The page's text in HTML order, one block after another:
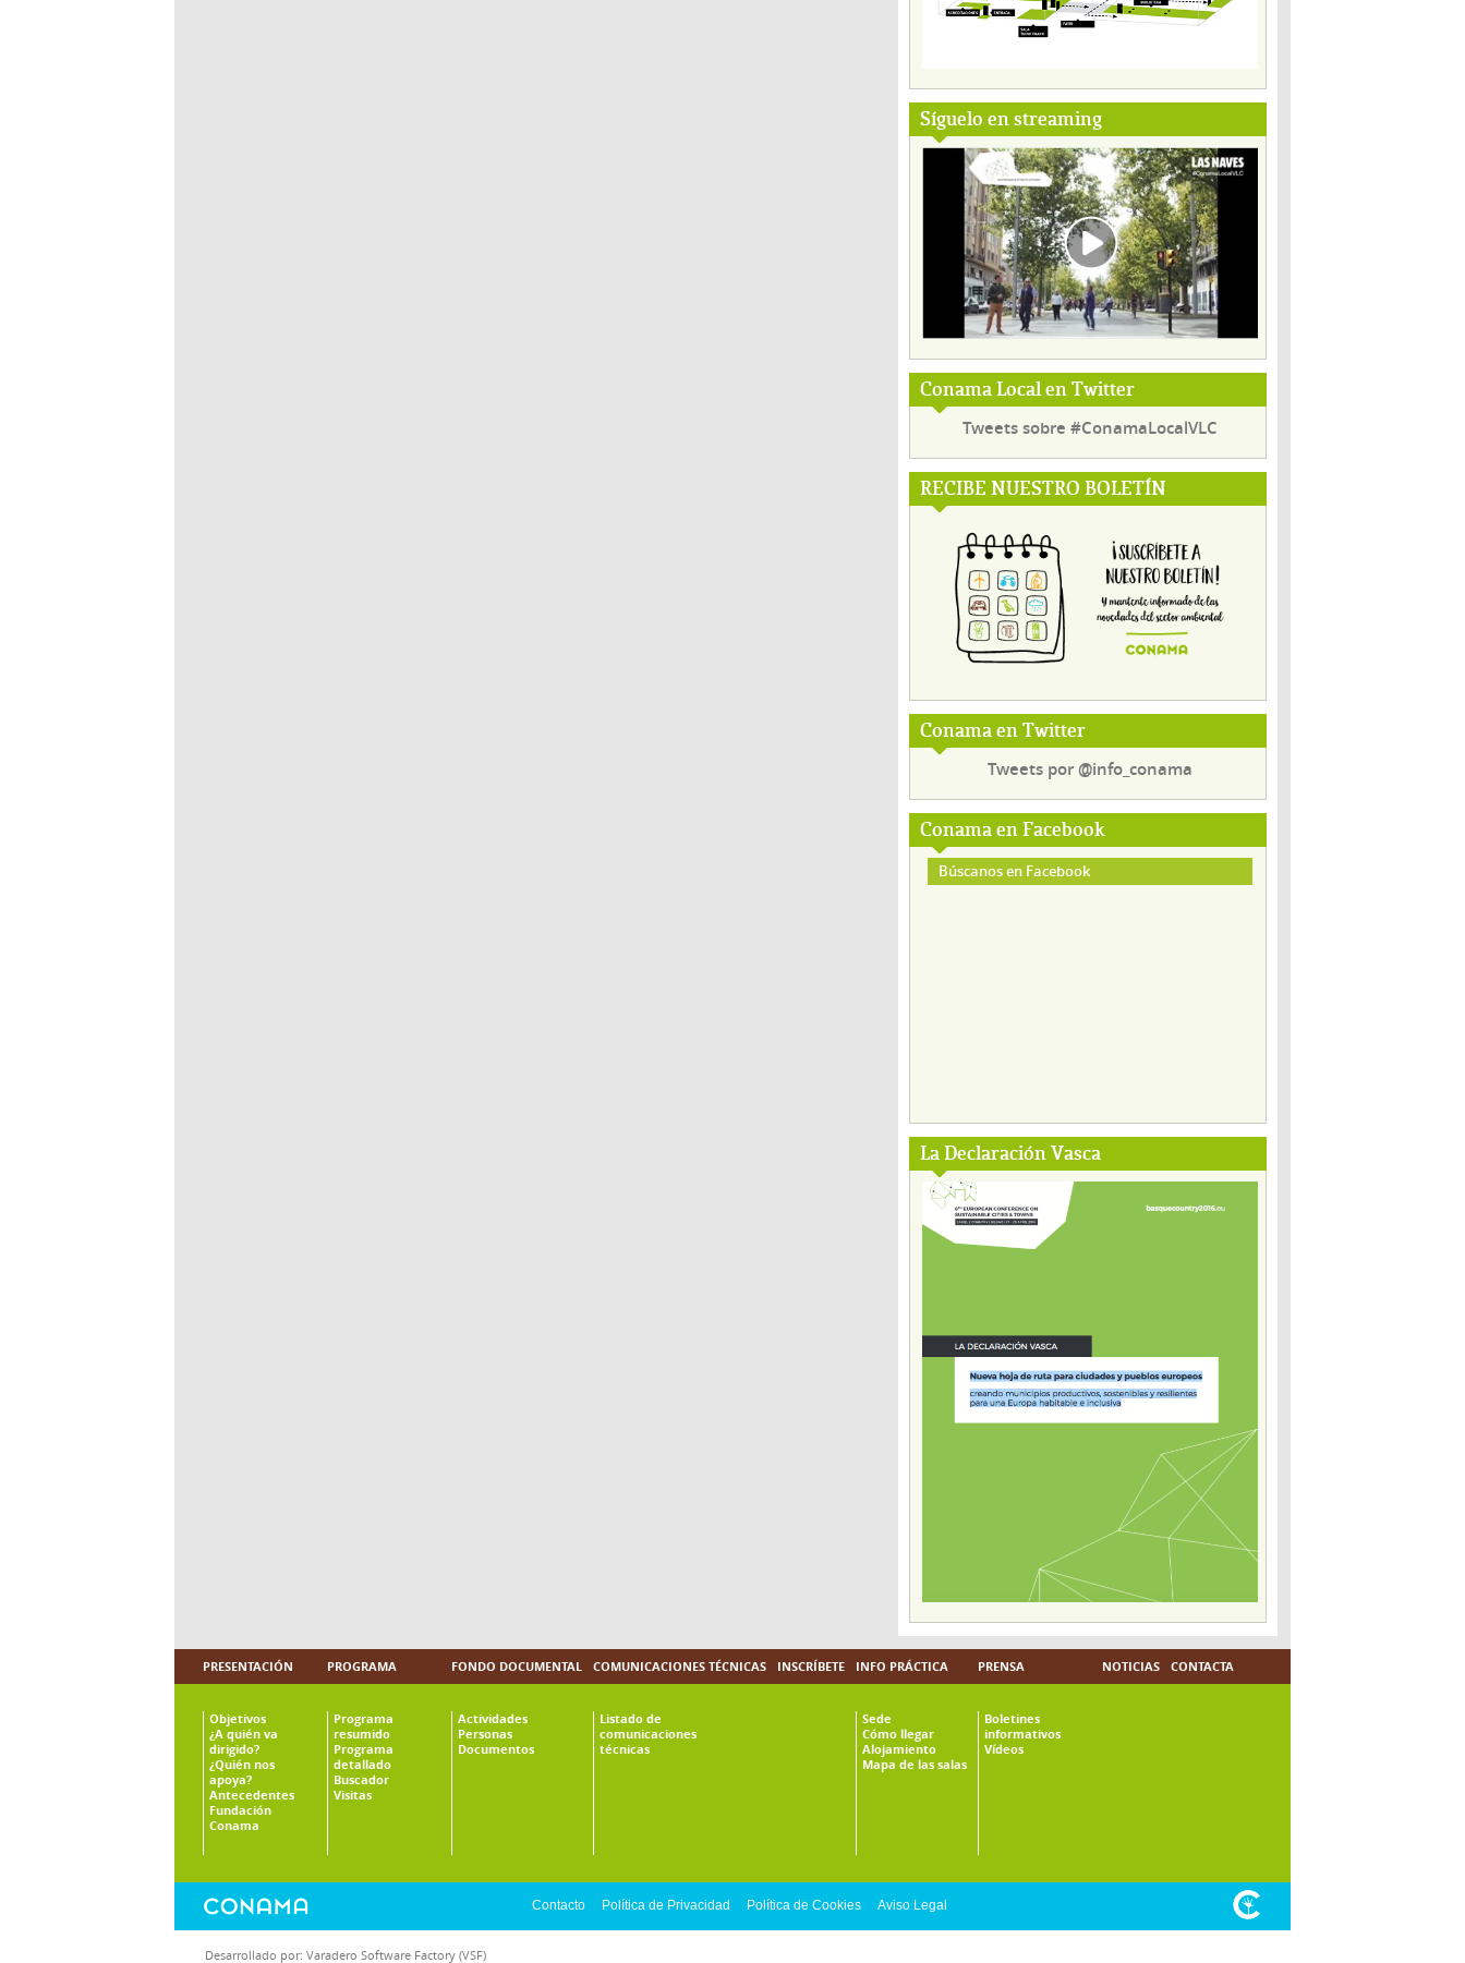
Síguelo en streaming
Conama Local en Twitter
Tweets sobre #ConamaLocalVLC
RECIBE NUESTRO BOLETÍN
Conama en Twitter
Tweets por @info_conama
Conama en Facebook
Búscanos en Facebook
La Declaración Vasca
PRESENTACIÓN
Objetivos
¿A quién va
dirigido?
¿Quién nos
apoya?
Antecedentes
Fundación
Conama
PROGRAMA
Programa
resumido
Programa
detallado
Buscador
Visitas
FONDO DOCUMENTAL
Actividades
Personas
Documentos
COMUNICACIONES TÉCNICAS
Listado de
comunicaciones
técnicas
INSCRÍBETE INFO PRÁCTICA
Sede
Cómo llegar
Alojamiento
Mapa de las salas
PRENSA
Boletines
informativos
Vídeos
NOTICIAS CONTACTA
Contacto Política de Privacidad Política de Cookies Aviso Legal
Desarrollado por: Varadero Software Factory (VSF)